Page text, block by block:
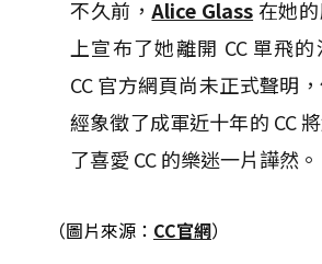
不久前，Alice Glass 在她
上宣布了她離開 CC 單飛
CC 官方網頁尚未正式聲明
經象徵了成軍近十年的 CC
了喜愛 CC 的樂迷一片譁然。
（圖片來源： CC官網）